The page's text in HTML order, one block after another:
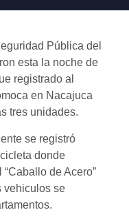
Pública del
esta la noche de
registrado al
en Nacajuca
tres unidades.
se registró
donde
de Acero”
vehiculos se